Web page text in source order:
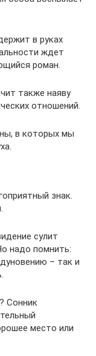
в руках
ждет
роман.
также наяву
отношений.
в которых мы
знак.
сулит
надо помнить:
– так и
Сонник
место или